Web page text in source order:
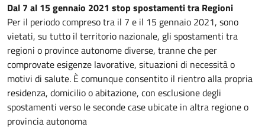
Dal 7 al 15 gennaio 2021 stop spostamenti tra Regioni
Per il periodo compreso tra il 7 e il 15 gennaio 2021, sono
vietati, su tutto il territorio nazionale, gli spostamenti tra
regioni o province autonome diverse, tranne che per
comprovate esigenze lavorative, situazioni di necessità o
motivi di salute. È comunque consentito il rientro alla propria
residenza, domicilio o abitazione, con esclusione degli
spostamenti verso le seconde case ubicate in altra regione o
provincia autonoma